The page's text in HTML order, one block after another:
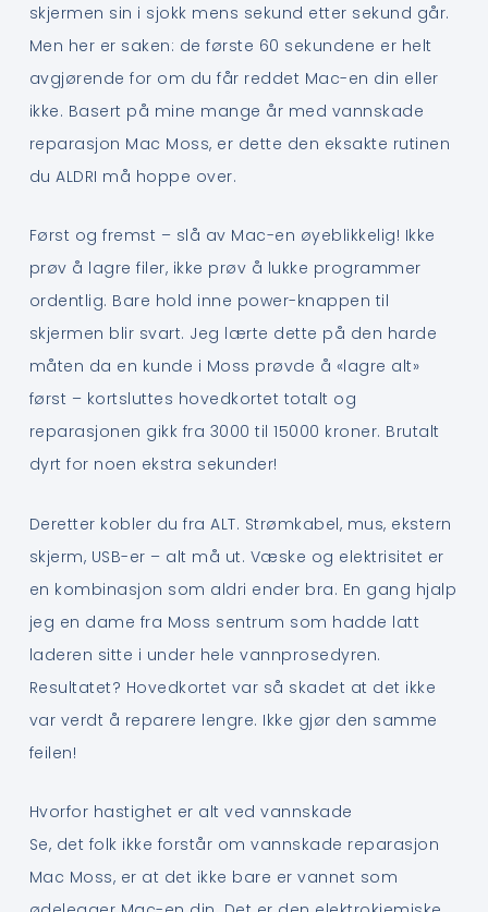
skjermen sin i sjokk mens sekund etter sekund går.
Men her er saken: de første 60 sekundene er helt
avgjørende for om du får reddet Mac-en din eller
ikke. Basert på mine mange år med vannskade
reparasjon Mac Moss, er dette den eksakte rutinen
du ALDRI må hoppe over.
Først og fremst – slå av Mac-en øyeblikkelig! Ikke
prøv å lagre filer, ikke prøv å lukke programmer
ordentlig. Bare hold inne power-knappen til
skjermen blir svart. Jeg lærte dette på den harde
måten da en kunde i Moss prøvde å «lagre alt»
først – kortsluttes hovedkortet totalt og
reparasjonen gikk fra 3000 til 15000 kroner. Brutalt
dyrt for noen ekstra sekunder!
Deretter kobler du fra ALT. Strømkabel, mus, ekstern
skjerm, USB-er – alt må ut. Væske og elektrisitet er
en kombinasjon som aldri ender bra. En gang hjalp
jeg en dame fra Moss sentrum som hadde latt
laderen sitte i under hele vannprosedyren.
Resultatet? Hovedkortet var så skadet at det ikke
var verdt å reparere lengre. Ikke gjør den samme
feilen!
Hvorfor hastighet er alt ved vannskade
Se, det folk ikke forstår om vannskade reparasjon
Mac Moss, er at det ikke bare er vannet som